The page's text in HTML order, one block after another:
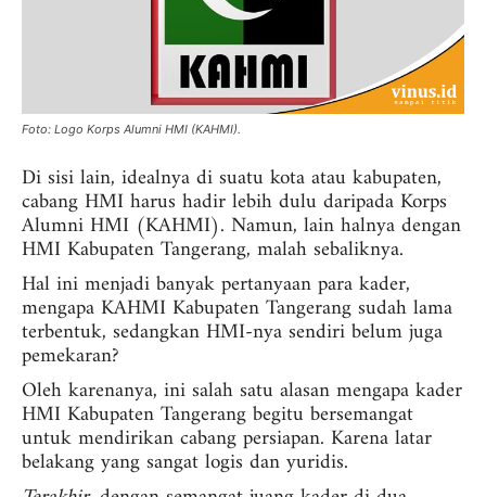
Foto: Logo Korps Alumni HMI (KAHMI).
Di sisi lain, idealnya di suatu kota atau kabupaten,
cabang HMI harus hadir lebih dulu daripada Korps
Alumni HMI (KAHMI). Namun, lain halnya dengan
HMI Kabupaten Tangerang, malah sebaliknya.
Hal ini menjadi banyak pertanyaan para kader,
mengapa KAHMI Kabupaten Tangerang sudah lama
terbentuk, sedangkan HMI-nya sendiri belum juga
pemekaran?
Oleh karenanya, ini salah satu alasan mengapa kader
HMI Kabupaten Tangerang begitu bersemangat
untuk mendirikan cabang persiapan. Karena latar
belakang yang sangat logis dan yuridis.